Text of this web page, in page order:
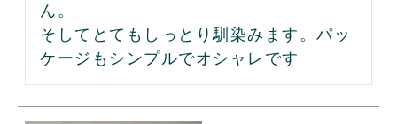
ん。
そしてとてもしっとり馴染みます。パッ
ケージもシンプルでオシャレです